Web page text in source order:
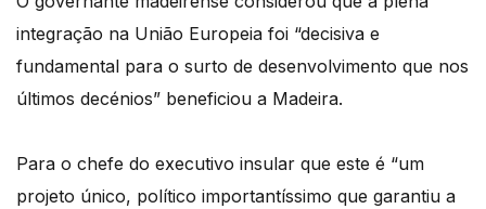
integração na União Europeia foi “decisiva e
fundamental para o surto de desenvolvimento que nos
últimos decénios” beneficiou a Madeira.
Para o chefe do executivo insular que este é “um
projeto único, político importantíssimo que garantiu a